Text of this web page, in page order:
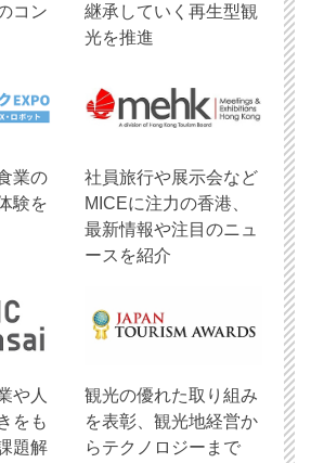
コン
継承していく再生型観
光を推進
業の
験を
社員旅行や展示会など
MICEに注力の香港、
最新情報や注目のニュ
ースを紹介
や人
をも
題解
観光の優れた取り組み
を表彰、観光地経営か
らテクノロジーまで